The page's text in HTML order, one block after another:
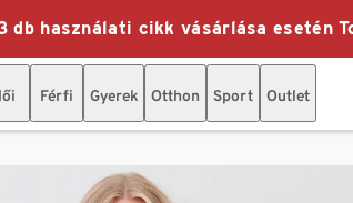
db használati cikk vásárlása esetén
Férfi Gyerek Otthon Sport Outlet